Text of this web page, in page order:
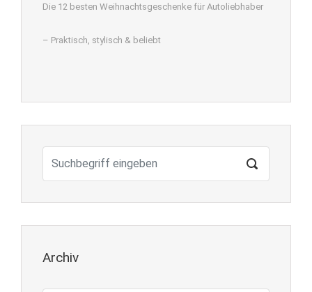
Die 12 besten Weihnachtsgeschenke für Autoliebhaber
– Praktisch, stylisch & beliebt
Archiv